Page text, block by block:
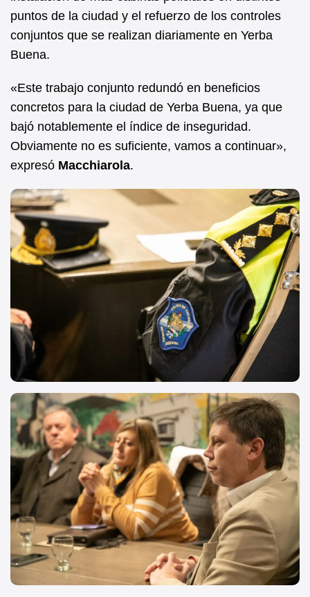
puntos de la ciudad y el refuerzo de los controles
conjuntos que se realizan diariamente en Yerba
Buena.
«Este trabajo conjunto redundó en beneficios
concretos para la ciudad de Yerba Buena, ya que
bajó notablemente el índice de inseguridad.
Obviamente no es suficiente, vamos a continuar»,
expresó Macchiarola.